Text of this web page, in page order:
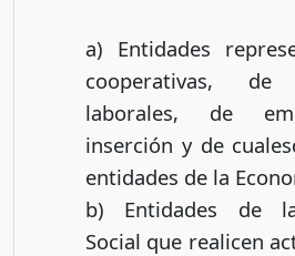
a) Entidades
cooperativas, de
laborales, de
inserción y de
entidades de la
b) Entidades de
Social que realicen